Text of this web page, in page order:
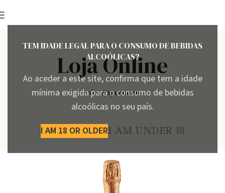
TEM IDADE LEGAL PARA O CONSUMO DE BEBIDAS
ALCOÓLICAS?
Ao aceder a este site, confirma que tem a idade
mínima exigida para o consumo de bebidas
alcoólicas no seu país.
I AM 18 OR OLDERI AM UNDER 18
Loja Online
Início Espumante